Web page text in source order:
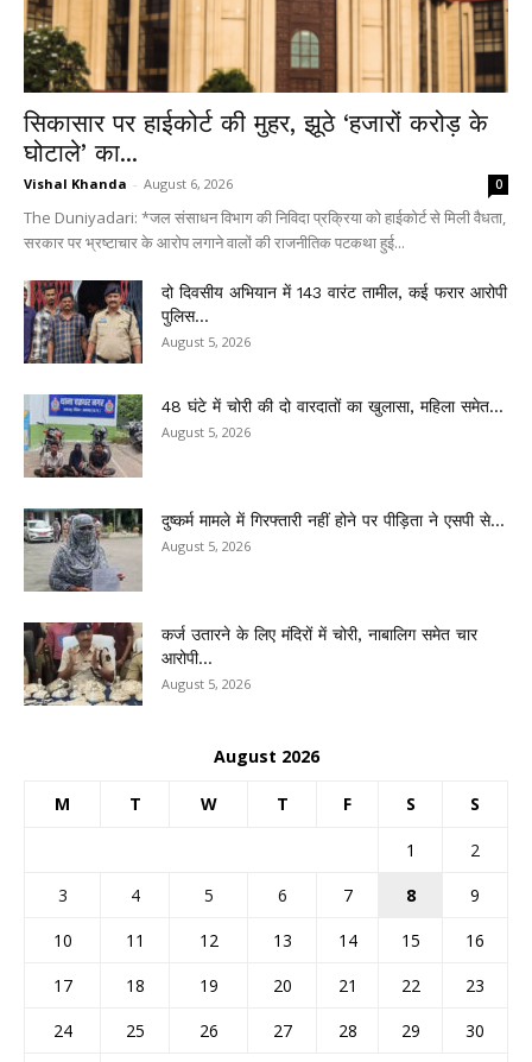
सिकासार पर हाईकोर्ट की मुहर, झूठे ‘हजारों करोड़ के
घोटाले’ का...
Vishal Khanda - August 6, 2026 0
The Duniyadari: *जल संसाधन विभाग की निविदा प्रक्रिया को हाईकोर्ट से मिली वैधता,
सरकार पर भ्रष्टाचार के आरोप लगाने वालों की राजनीतिक पटकथा हुई...
दो दिवसीय अभियान में 143 वारंट तामील, कई फरार आरोपी
पुलिस...
August 5, 2026
48 घंटे में चोरी की दो वारदातों का खुलासा, महिला समेत...
August 5, 2026
दुष्कर्म मामले में गिरफ्तारी नहीं होने पर पीड़िता ने एसपी से...
August 5, 2026
कर्ज उतारने के लिए मंदिरों में चोरी, नाबालिग समेत चार
आरोपी...
August 5, 2026
August 2026
M T W T F S S
1
2
3
4 5 6 7 8
9
10
11 12 13 14 15
16
17
18 19 20 21 22
23
24
25 26 27 28 29
30